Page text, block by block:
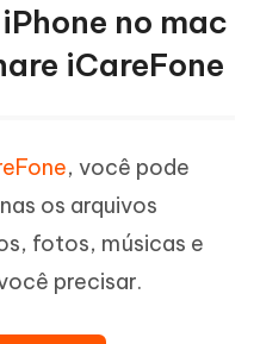
no mac
iCareFone
, você pode
os arquivos
fotos, músicas e
precisar.